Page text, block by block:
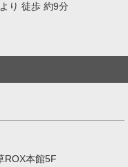
り 徒歩 約9分
ROX本館5F